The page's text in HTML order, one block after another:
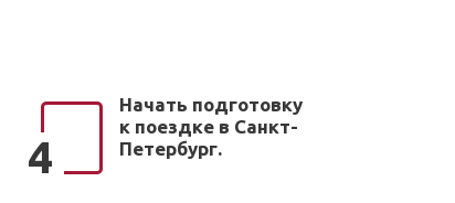
4
Начать подготовку
к поездке в Санкт-
Петербург.